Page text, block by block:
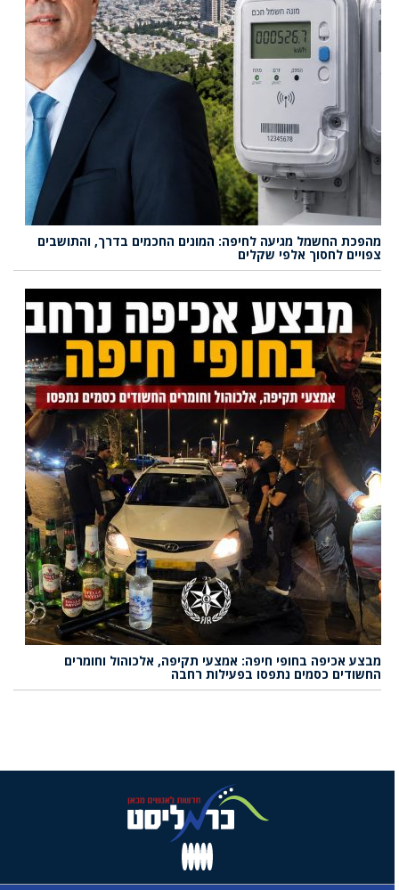
מהפכת החשמל מגיעה לחיפה: המונים החכמים בדרך, והתושבים
צפויים לחסוך אלפי שקלים
מבצע אכיפה בחופי חיפה: אמצעי תקיפה, אלכוהול וחומרים
החשודים כסמים נתפסו בפעילות רחבה